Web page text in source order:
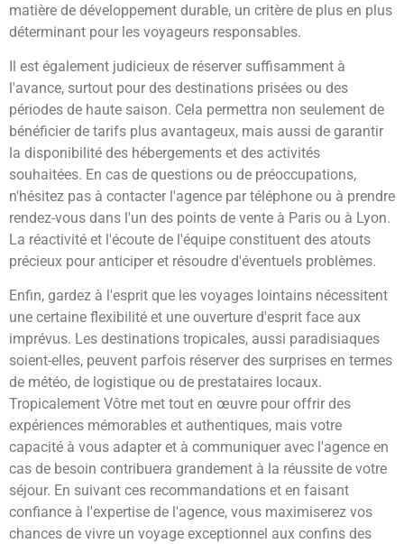
matière de développement durable, un critère de plus en plus
déterminant pour les voyageurs responsables.
Il est également judicieux de réserver suffisamment à
l'avance, surtout pour des destinations prisées ou des
périodes de haute saison. Cela permettra non seulement de
bénéficier de tarifs plus avantageux, mais aussi de garantir
la disponibilité des hébergements et des activités
souhaitées. En cas de questions ou de préoccupations,
n'hésitez pas à contacter l'agence par téléphone ou à prendre
rendez-vous dans l'un des points de vente à Paris ou à Lyon.
La réactivité et l'écoute de l'équipe constituent des atouts
précieux pour anticiper et résoudre d'éventuels problèmes.
Enfin, gardez à l'esprit que les voyages lointains nécessitent
une certaine flexibilité et une ouverture d'esprit face aux
imprévus. Les destinations tropicales, aussi paradisiaques
soient-elles, peuvent parfois réserver des surprises en termes
de météo, de logistique ou de prestataires locaux.
Tropicalement Vôtre met tout en œuvre pour offrir des
expériences mémorables et authentiques, mais votre
capacité à vous adapter et à communiquer avec l'agence en
cas de besoin contribuera grandement à la réussite de votre
séjour. En suivant ces recommandations et en faisant
confiance à l'expertise de l'agence, vous maximiserez vos
chances de vivre un voyage exceptionnel aux confins des